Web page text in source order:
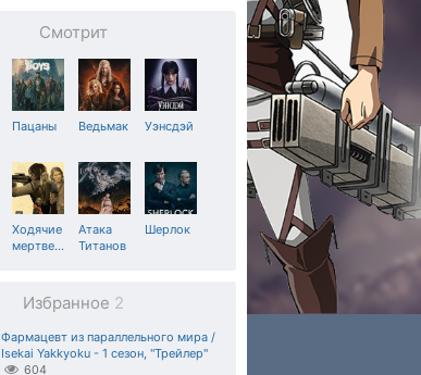
Смотрит
Пацаны Ведьмак Уэнсдэй
Ходячие
мертве…
Атака
Титанов
Шерлок
Избранное 2
Фармацевт из параллельного мира /
Isekai Yakkyoku - 1 сезон, "Трейлер"
604